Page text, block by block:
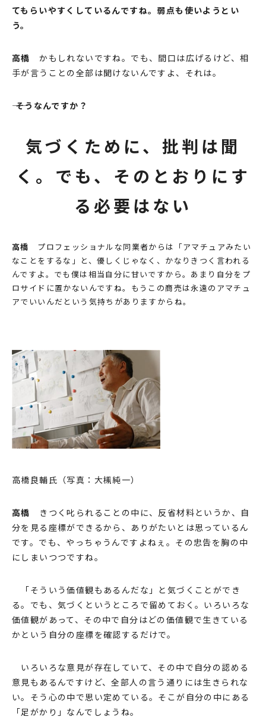
てもらいやすくしているんですね。弱点も使いようとい
う。
⾼橋 かもしれないですね。でも、間⼝は広げるけど、相
⼿が⾔うことの全部は聞けないんですよ、それは。
―― そうなんですか？
気づくために、批判は聞
く。でも、そのとおりにす
る必要はない
⾼橋 プロフェッショナルな同業者からは「アマチュアみたい
なことをするな」と、優しくじゃなく、かなりきつく⾔われる
んですよ。でも僕は相当⾃分に⽢いですから。あまり⾃分をプ
ロサイドに置かないんですね。もうこの商売は永遠のアマチュ
アでいいんだという気持ちがありますからね。
高橋良輔氏（写真：大槻純一）
⾼橋 きつく叱られることの中に、反省材料というか、⾃
分を⾒る座標ができるから、ありがたいとは思っているん
です。でも、やっちゃうんですよねぇ。その忠告を胸の中
にしまいつつですね。
「そういう価値観もあるんだな」と気づくことができ
る。でも、気づくというところで留めておく。いろいろな
価値観があって、その中で⾃分はどの価値観で⽣きている
かという⾃分の座標を確認するだけで。
いろいろな意⾒が存在していて、その中で⾃分の認める
意⾒もあるんですけど、全部⼈の⾔う通りには⽣きられな
い。そう⼼の中で思い定めている。そこが⾃分の中にある
「⾜がかり」なんでしょうね。